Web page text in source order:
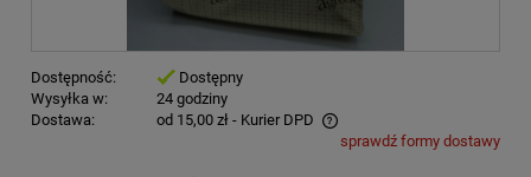
Dostępność:
Dostępny
Wysyłka w:
24 godziny
Dostawa:
od 15,00 zł - Kurier DPD
Cena nie zawiera ewentualnych kosztów płatnościsprawdź formy dostawy